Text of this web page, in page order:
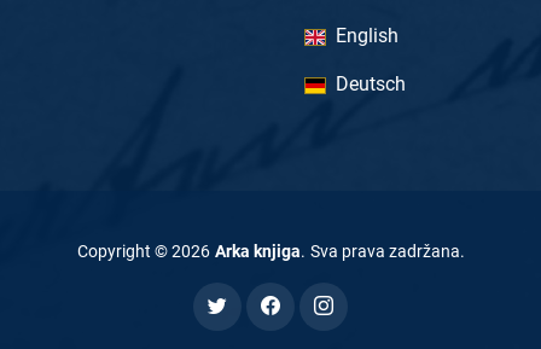
English
Deutsch
Copyright ©2026 Arka knjiga. Sva prava zadržana.